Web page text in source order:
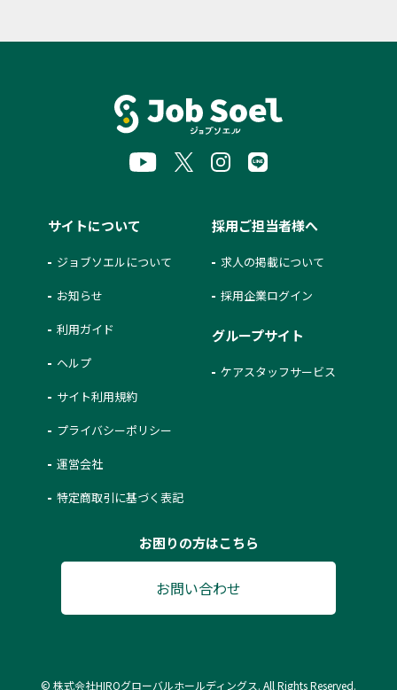
サイトについて
ジョブソエルについて
お知らせ
利用ガイド
ヘルプ
サイト利用規約
プライバシーポリシー
運営会社
特定商取引に基づく表記
採用ご担当者様へ
求人の掲載について
採用企業ログイン
グループサイト
ケアスタッフサービス
お困りの方はこちら
お問い合わせ
© 株式会社HIROグローバルホールディングス. All Rights Reserved.